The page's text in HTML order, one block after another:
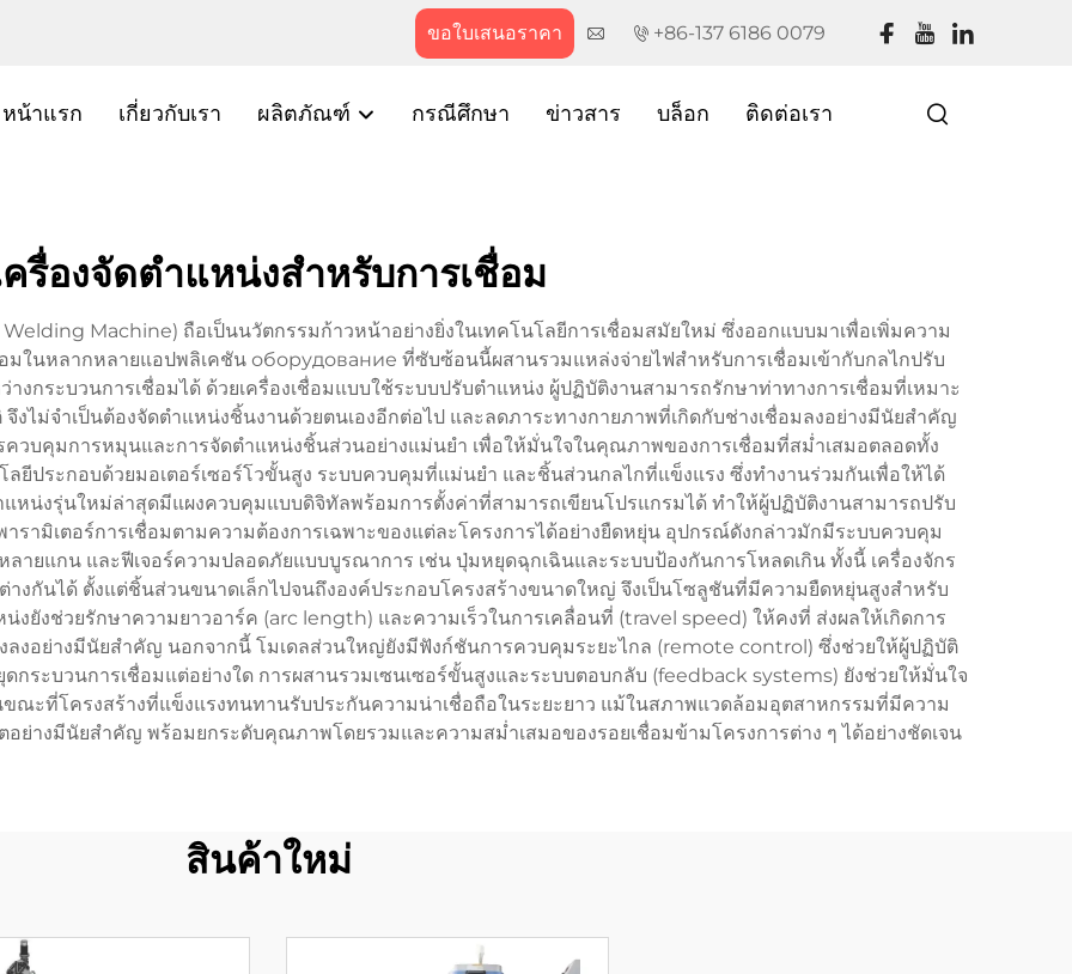
ขอใบเสนอราคา +86-137 6186 0079
หน้าแรก เกี่ยวกับเรา ผลิตภัณฑ์ กรณีศึกษา ข่าวสาร บล็อก ติดต่อเรา
ครื่องจัดตำแหน่งสำหรับการเชื่อม
Machine) ถือเป็นนวัตกรรมก้าวหน้าอย่างยิ่งในเทคโนโลยีการเชื่อมสมัยใหม่ ซึ่งออกแบบมาเพื่อเพิ่มความ
ในหลากหลายแอปพลิเคชัน оборудование ที่ซับซ้อนนี้ผสานรวมแหล่งจ่ายไฟสำหรับการเชื่อมเข้ากับกลไกปรับ
งกระบวนการเชื่อมได้ ด้วยเครื่องเชื่อมแบบใช้ระบบปรับตำแหน่ง ผู้ปฏิบัติงานสามารถรักษาท่าทางการเชื่อมที่เหมาะ
ไม่จำเป็นต้องจัดตำแหน่งชิ้นงานด้วยตนเองอีกต่อไป และลดภาระทางกายภาพที่เกิดกับช่างเชื่อมลงอย่างมีนัยสำคัญ
บคุมการหมุนและการจัดตำแหน่งชิ้นส่วนอย่างแม่นยำ เพื่อให้มั่นใจในคุณภาพของการเชื่อมที่สม่ำเสมอตลอดทั้ง
ยีประกอบด้วยมอเตอร์เซอร์โวขั้นสูง ระบบควบคุมที่แม่นยำ และชิ้นส่วนกลไกที่แข็งแรง ซึ่งทำงานร่วมกันเพื่อให้ได้
แหน่งรุ่นใหม่ล่าสุดมีแผงควบคุมแบบดิจิทัลพร้อมการตั้งค่าที่สามารถเขียนโปรแกรมได้ ทำให้ผู้ปฏิบัติงานสามารถปรับ
รามิเตอร์การเชื่อมตามความต้องการเฉพาะของแต่ละโครงการได้อย่างยืดหยุ่น อุปกรณ์ดังกล่าวมักมีระบบควบคุม
ายแกน และฟีเจอร์ความปลอดภัยแบบบูรณาการ เช่น ปุ่มหยุดฉุกเฉินและระบบป้องกันการโหลดเกิน ทั้งนี้ เครื่องจักร
งกันได้ ตั้งแต่ชิ้นส่วนขนาดเล็กไปจนถึงองค์ประกอบโครงสร้างขนาดใหญ่ จึงเป็นโซลูชันที่มีความยืดหยุ่นสูงสำหรับ
ยังช่วยรักษาความยาวอาร์ค (arc length) และความเร็วในการเคลื่อนที่ (travel speed) ให้คงที่ ส่งผลให้เกิดการ
งอย่างมีนัยสำคัญ นอกจากนี้ โมเดลส่วนใหญ่ยังมีฟังก์ชันการควบคุมระยะไกล (remote control) ซึ่งช่วยให้ผู้ปฏิบัติ
กระบวนการเชื่อมแต่อย่างใด การผสานรวมเซนเซอร์ขั้นสูงและระบบตอบกลับ (feedback systems) ยังช่วยให้มั่นใจ
ณะที่โครงสร้างที่แข็งแรงทนทานรับประกันความน่าเชื่อถือในระยะยาว แม้ในสภาพแวดล้อมอุตสาหกรรมที่มีความ
อย่างมีนัยสำคัญ พร้อมยกระดับคุณภาพโดยรวมและความสม่ำเสมอของรอยเชื่อมข้ามโครงการต่าง ๆ ได้อย่างชัดเจน
สินค้าใหม่